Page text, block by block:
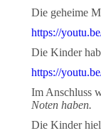
Die geheime
https://
Die Kinder
https://
Im Anschluss
Noten haben.
Die Kinder